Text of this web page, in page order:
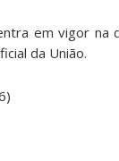
em vigor na
da União.